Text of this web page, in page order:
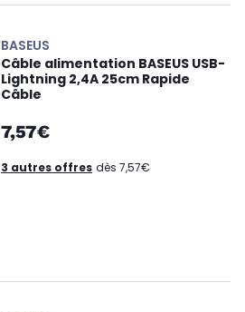
BASEUS
Câble alimentation BASEUS USB-
Lightning 2,4A 25cm Rapide
Câble
7,57€
3 autres offres dès 7,57€